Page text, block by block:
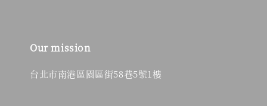
Our mission
台北市南港區園區街58巷5號1樓